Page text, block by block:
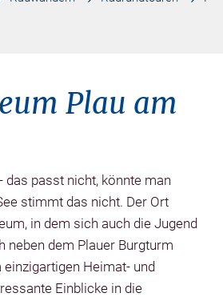
Plau am
das passt nicht, könnte man
stimmt das nicht. Der Ort
in dem sich auch die Jugend
neben dem Plauer Burgturm
Heimat- und
Einblicke in die